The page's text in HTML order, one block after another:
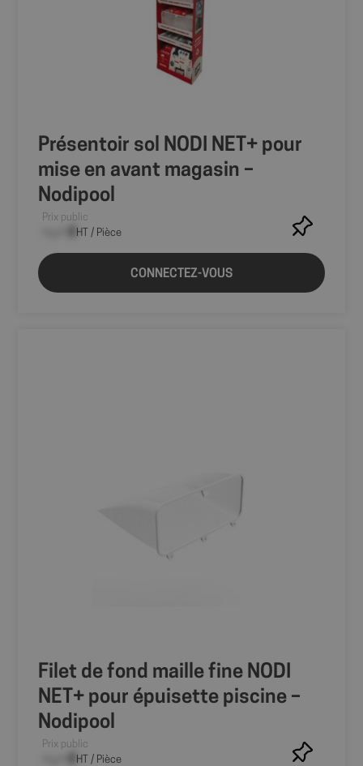
Présentoir sol NODI NET+ pour
mise en avant magasin –
Nodipool
Prix public
HT / Pièce
CONNECTEZ-VOUS
Filet de fond maille fine NODI
NET+ pour épuisette piscine –
Nodipool
Prix public
HT / Pièce